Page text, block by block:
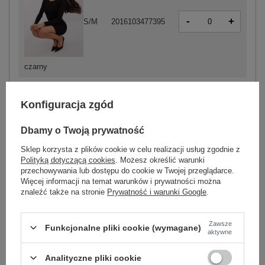
czarny
S/M 2016103477395 - +
ZALOGUJ SIĘ I ZOBACZ CENĘ
Zadzwoń+48 601 547 740 Zadaj pytanie
skład materiału : 90% bawełna , 10% elastan
sposób prania : pranie w pralce w 30°C
Kod produktu
RV-SK-9219.13P
typ produktu
sukienka dzianinowa
sukienka codzienna
Konfiguracja zgód
Dbamy o Twoją prywatność
Sklep korzysta z plików cookie w celu realizacji usług zgodnie z
Polityką dotyczącą cookies . Możesz określić warunki
przechowywania lub dostępu do cookie w Twojej przeglądarce.
Więcej informacji na temat warunków i prywatności można
znaleźć także na stronie Prywatność i warunki Google
Funkcjonalne pliki cookie (wymagane)
Zawsze
aktywne
Analityczne pliki cookie